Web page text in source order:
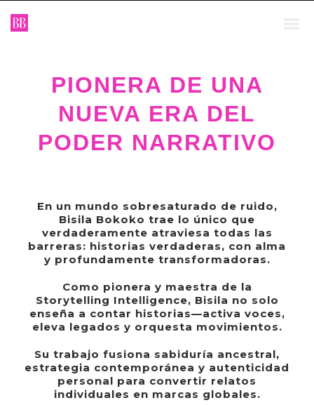
PIONERA DE UNA
NUEVA ERA DEL
PODER NARRATIVO
En un mundo sobresaturado de ruido,
Bisila Bokoko trae lo único que
verdaderamente atraviesa todas las
barreras: historias verdaderas, con alma
y profundamente transformadoras.
Como pionera y maestra de la
Storytelling Intelligence, Bisila no solo
enseña a contar historias—activa voces,
eleva legados y orquesta movimientos.
Su trabajo fusiona sabiduría ancestral,
estrategia contemporánea y autenticidad
personal para convertir relatos
individuales en marcas globales.